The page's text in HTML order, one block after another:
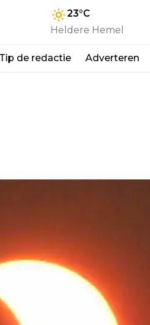
23°C
Heldere Hemel
Tip de redactie Adverteren